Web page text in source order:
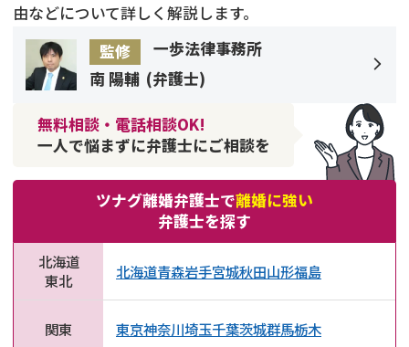
由などについて詳しく解説します。
監修
一歩法律事務所
南 陽輔 (弁護士)
無料相談・電話相談OK!
一人で悩まずに弁護士にご相談を
ツナグ離婚弁護士で離婚に強い
弁護士を探す
北海道
東北
北海道青森岩手宮城秋田山形福島
関東 東京神奈川埼玉千葉茨城群馬栃木